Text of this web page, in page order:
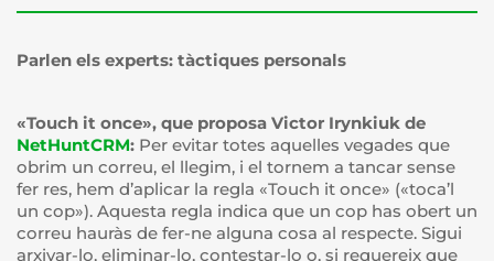
Parlen els experts: tàctiques personals
«Touch it once», que proposa Victor Irynkiuk de
NetHuntCRM: Per evitar totes aquelles vegades que
obrim un correu, el llegim, i el tornem a tancar sense
fer res, hem d’aplicar la regla «Touch it once» («toca’l
un cop»). Aquesta regla indica que un cop has obert un
correu hauràs de fer-ne alguna cosa al respecte. Sigui
arxivar-lo, eliminar-lo, contestar-lo o, si requereix que